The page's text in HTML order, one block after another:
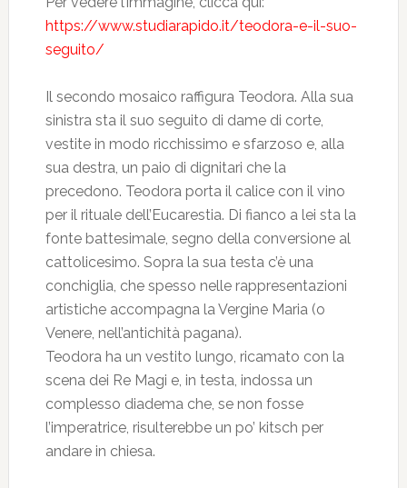
https://www.studiarapido.it/teodora-e-il-suo-
seguito/
Il secondo mosaico raffigura Teodora. Alla sua
sinistra sta il suo seguito di dame di corte,
vestite in modo ricchissimo e sfarzoso e, alla
sua destra, un paio di dignitari che la
precedono. Teodora porta il calice con il vino
per il rituale dell’Eucarestia. Di fianco a lei sta la
fonte battesimale, segno della conversione al
cattolicesimo. Sopra la sua testa c’è una
conchiglia, che spesso nelle rappresentazioni
artistiche accompagna la Vergine Maria (o
Venere, nell’antichità pagana).
Teodora ha un vestito lungo, ricamato con la
scena dei Re Magi e, in testa, indossa un
complesso diadema che, se non fosse
l’imperatrice, risulterebbe un po’ kitsch per
andare in chiesa.